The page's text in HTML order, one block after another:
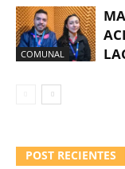
COMUNAL
POST RECIENTES